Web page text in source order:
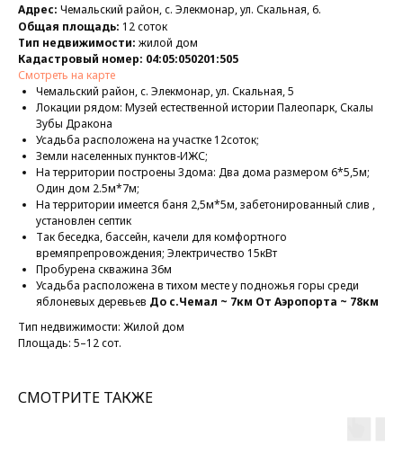
Адрес: Чемальский район, с. Элекмонар, ул. Скальная, 6.
Общая площадь: 12 соток
Тип недвижимости: жилой дом
Кадастровый номер: 04:05:050201:505
Смотреть на карте
Чемальский район, с. Элекмонар, ул. Скальная, 5
Локации рядом: Музей естественной истории Палеопарк, Скалы
Зубы Дракона
Усадьба расположена на участке 12соток;
Земли населенных пунктов-ИЖС;
На территории построены 3дома: Два дома размером 6*5,5м;
Один дом 2.5м*7м;
На территории имеется баня 2,5м*5м, забетонированный слив ,
установлен септик
Так беседка, бассейн, качели для комфортного
времяпрепровождения; Электричество 15кВт
Пробурена скважина 36м
Усадьба расположена в тихом месте у подножья горы среди
яблоневых деревьев До с.Чемал ~ 7км От Аэропорта ~ 78км
Тип недвижимости: Жилой дом
Площадь: 5–12 сот.
СМОТРИТЕ ТАКЖЕ